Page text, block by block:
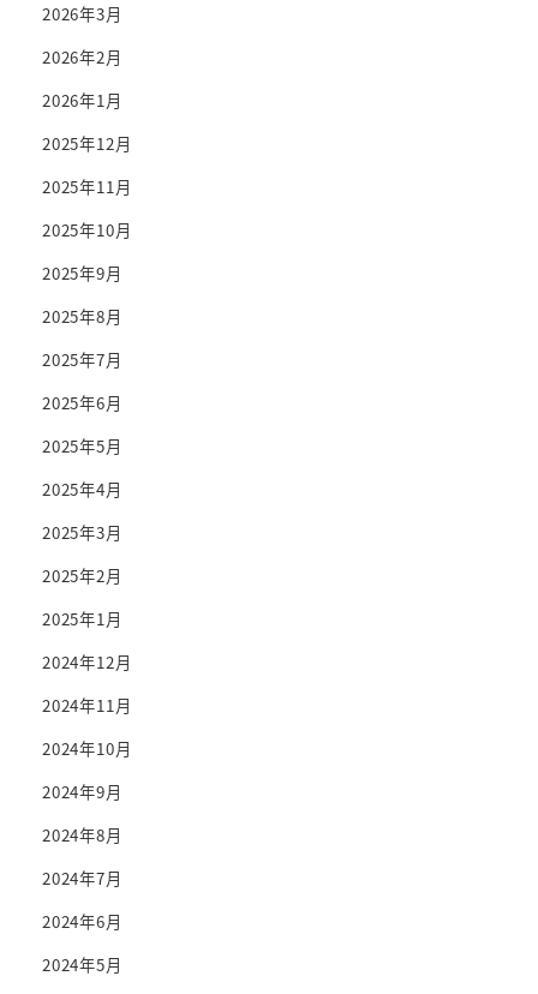
2026年3月
2026年2月
2026年1月
2025年12月
2025年11月
2025年10月
2025年9月
2025年8月
2025年7月
2025年6月
2025年5月
2025年4月
2025年3月
2025年2月
2025年1月
2024年12月
2024年11月
2024年10月
2024年9月
2024年8月
2024年7月
2024年6月
2024年5月